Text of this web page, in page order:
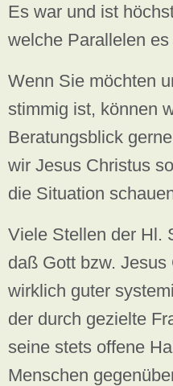
Es war und ist
welche Parallelen es
Wenn Sie möchten
stimmig ist, können
Beratungsblick
wir Jesus Christus
die Situation
Viele Stellen der Hl.
daß Gott bzw. Jesus
wirklich guter
der durch gezielte
seine stets offene
Menschen